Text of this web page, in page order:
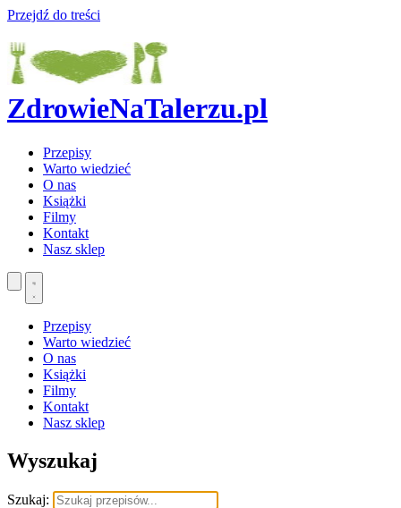
Przejdź do treści
ZdrowieNaTalerzu.pl
Przepisy
Warto wiedzieć
O nas
Książki
Filmy
Kontakt
Nasz sklep
Przepisy
Warto wiedzieć
O nas
Książki
Filmy
Kontakt
Nasz sklep
Wyszukaj
Szukaj: